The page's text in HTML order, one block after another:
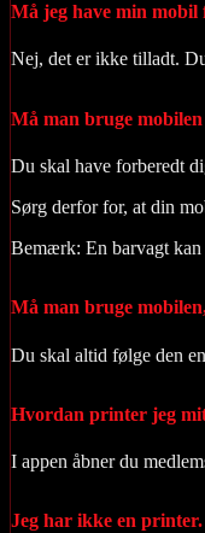
Må jeg have min mobil
Nej, det er ikke tilladt.
Må man bruge
Du skal have forberedt
Sørg derfor for, at din
Bemærk: En barvagt
Må man bruge
Du skal altid følge den
Hvordan printer jeg
I appen åbner du
Jeg har ikke en